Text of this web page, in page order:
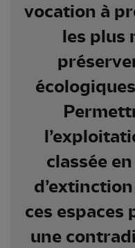
vocation à
les plus
classée
ces espaces
une